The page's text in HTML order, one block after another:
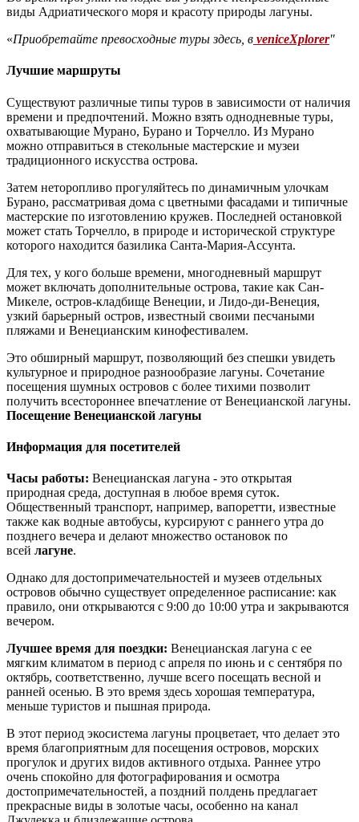
виды Адриатического моря и красоту природы лагуны.
«Приобретайте превосходные туры здесь, в veniceXplorer"
Лучшие маршруты
Существуют различные типы туров в зависимости от наличия
времени и предпочтений. Можно взять однодневные туры,
охватывающие Мурано, Бурано и Торчелло. Из Мурано
можно отправиться в стекольные мастерские и музеи
традиционного искусства острова.
Затем неторопливо прогуляйтесь по динамичным улочкам
Бурано, рассматривая дома с цветными фасадами и типичные
мастерские по изготовлению кружев. Последней остановкой
может стать Торчелло, в природе и исторической структуре
которого находится базилика Санта-Мария-Ассунта.
Для тех, у кого больше времени, многодневный маршрут
может включать дополнительные острова, такие как Сан-
Микеле, остров-кладбище Венеции, и Лидо-ди-Венеция,
узкий барьерный остров, известный своими песчаными
пляжами и Венецианским кинофестивалем.
Это обширный маршрут, позволяющий без спешки увидеть
культурное и природное разнообразие лагуны. Сочетание
посещения шумных островов с более тихими позволит
получить всестороннее впечатление от Венецианской лагуны.
Посещение Венецианской лагуны
Информация для посетителей
Часы работы: Венецианская лагуна - это открытая
природная среда, доступная в любое время суток.
Общественный транспорт, например, вапоретти, известные
также как водные автобусы, курсируют с раннего утра до
позднего вечера и делают множество остановок по
всей лагуне.
Однако для достопримечательностей и музеев отдельных
островов обычно существует определенное расписание: как
правило, они открываются с 9:00 до 10:00 утра и закрываются
вечером.
Лучшее время для поездки: Венецианская лагуна с ее
мягким климатом в период с апреля по июнь и с сентября по
октябрь, соответственно, лучше всего посещать весной и
ранней осенью. В это время здесь хорошая температура,
меньше туристов и пышная природа.
В этот период экосистема лагуны процветает, что делает это
время благоприятным для посещения островов, морских
прогулок и других видов активного отдыха. Раннее утро
очень спокойно для фотографирования и осмотра
достопримечательностей, а поздний полдень предлагает
прекрасные виды в золотые часы, особенно на канал